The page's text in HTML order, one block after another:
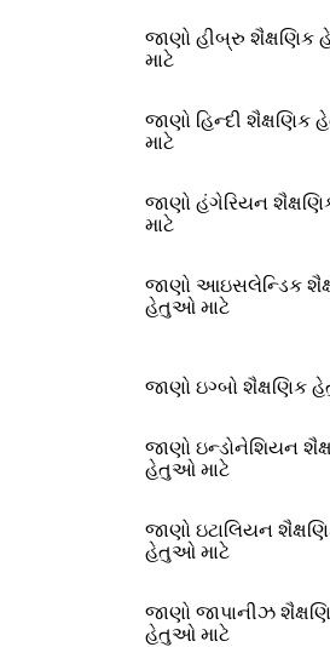
જાણો હીબ્રુ
માટે
જાણો હિન્દી
માટે
જાણો હંગેરિયન
માટે
જાણો આઇસલેન્ડિક
હેતુઓ માટે
જાણો ઇગ્બો શૈક્ષણિક
જાણો ઇન્ડોનેશિયન
હેતુઓ માટે
જાણો ઇટાલિયન
હેતુઓ માટે
જાણો જાપાનીઝ
હેતુઓ માટે